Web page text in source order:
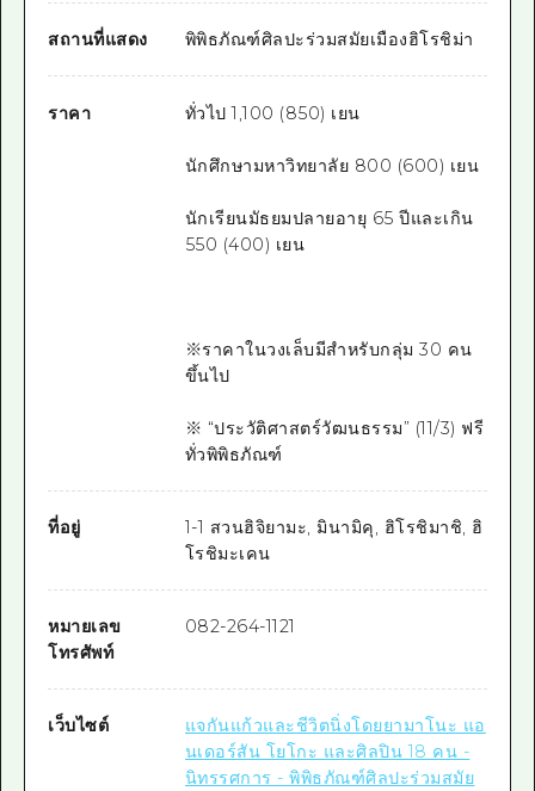
สถานที่แสดง พิพิธภัณฑ์ศิลปะร่วมสมัยเมืองฮิโรชิม่า
ราคา ทั่วไป 1,100 (850) เยน
นักศึกษามหาวิทยาลัย 800 (600) เยน
นักเรียนมัธยมปลายอายุ 65 ปีและเกิน
550 (400) เยน
※ราคาในวงเล็บมีสำหรับกลุ่ม 30 คน
ขึ้นไป
※ “ประวัติศาสตร์วัฒนธรรม” (11/3) ฟรี
ทั่วพิพิธภัณฑ์
ที่อยู่
1-1 สวนฮิจิยามะ, มินามิคุ, ฮิโรชิมาชิ, ฮิ
โรชิมะเคน
หมายเลข
โทรศัพท์
082-264-1121
เว็บไซต์
แจกันแก้วและชีวิตนิ่งโดยยามาโนะ แอ
นเดอร์สัน โยโกะ และศิลปิน 18 คน -
นิทรรศการ - พิพิธภัณฑ์ศิลปะร่วมสมัย